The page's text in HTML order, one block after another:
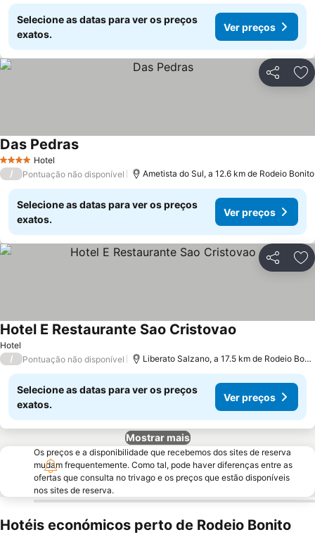
Selecione as datas para ver os preços
exatos.
Ver preços
Partilhar
4 EstrelasHotel
Das Pedras
/ Pontuação não disponível Ametista do Sul, a 12.6 km de Rodeio Bonito
Selecione as datas para ver os preços
exatos.
Ver preços
Partilhar
Hotel
Hotel E Restaurante Sao Cristovao
/ Pontuação não disponível Liberato Salzano, a 17.5 km de Rodeio Bonito
Selecione as datas para ver os preços
exatos.
Ver preços
Mostrar mais
Os preços e a disponibilidade que recebemos dos sites de reserva
mudam frequentemente. Como tal, pode haver diferenças entre as
ofertas que consulta no trivago e os preços que estão disponíveis
nos sites de reserva.
Hotéis económicos perto de Rodeio Bonito